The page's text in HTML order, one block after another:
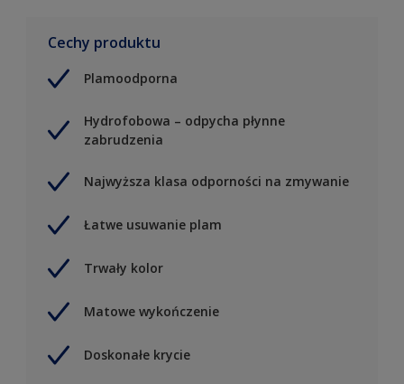
Cechy produktu
Plamoodporna
Hydrofobowa – odpycha płynne
zabrudzenia
Najwyższa klasa odporności na zmywanie
Łatwe usuwanie plam
Trwały kolor
Matowe wykończenie
Doskonałe krycie